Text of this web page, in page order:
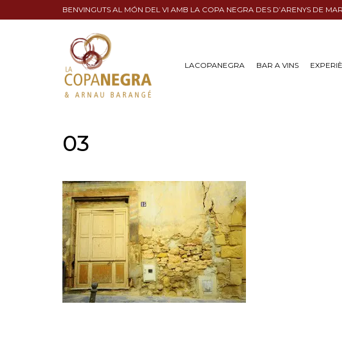
BENVINGUTS AL MÓN DEL VI AMB LA COPA NEGRA DES D’ARENYS DE MAR
LACOPANEGRA BAR A VINS
03